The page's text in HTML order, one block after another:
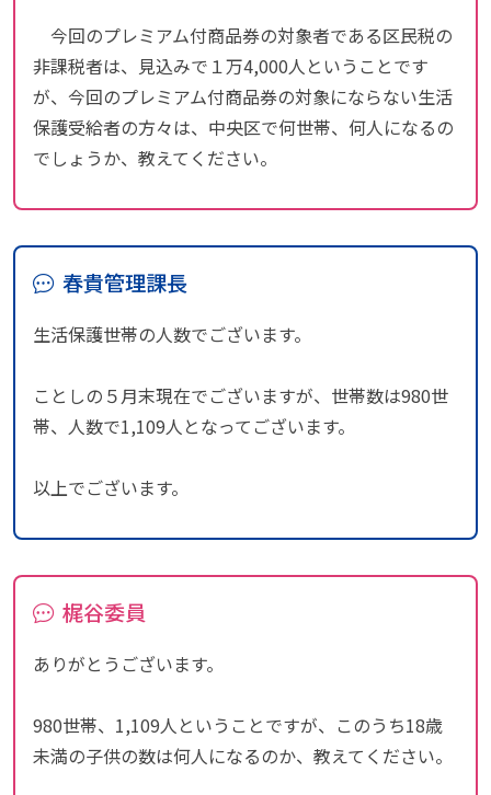
今回のプレミアム付商品券の対象者である区民税の
非課税者は、見込みで１万4,000人ということです
が、今回のプレミアム付商品券の対象にならない生活
保護受給者の方々は、中央区で何世帯、何人になるの
でしょうか、教えてください。
春貴管理課長
生活保護世帯の人数でございます。
ことしの５月末現在でございますが、世帯数は980世
帯、人数で1,109人となってございます。
以上でございます。
梶谷委員
ありがとうございます。
980世帯、1,109人ということですが、このうち18歳
未満の子供の数は何人になるのか、教えてください。